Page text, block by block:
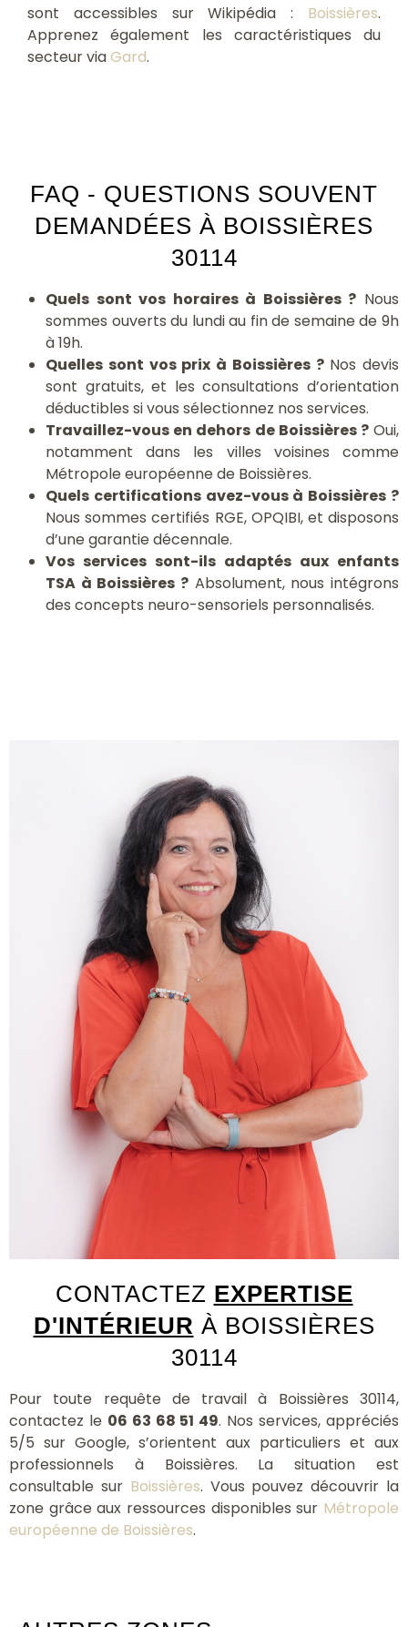
sont accessibles sur Wikipédia : Boissières.
Apprenez également les caractéristiques du
secteur viaGard.
FAQ - QUESTIONS SOUVENT
DEMANDÉES À BOISSIÈRES
30114
Quels sont vos horaires à Boissières ? Nous
sommes ouverts du lundi au fin de semaine de 9h
à 19h.
Quelles sont vos prix à Boissières ?Nos devis
sont gratuits, et les consultations d’orientation
déductibles si vous sélectionnez nos services.
Travaillez-vous en dehors de Boissières ?Oui,
notamment dans les villes voisines comme
Métropole européenne de Boissières.
Quels certifications avez-vous à Boissières ?
Nous sommes certifiés RGE, OPQIBI, et disposons
d’une garantie décennale.
Vos services sont-ils adaptés aux enfants
TSA à Boissières ? Absolument, nous intégrons
des concepts neuro-sensoriels personnalisés.
CONTACTEZ EXPERTISE
D'INTÉRIEUR À BOISSIÈRES
30114
Pour toute requête de travail à Boissières 30114,
contactez le 06 63 68 51 49. Nos services, appréciés
5/5 sur Google, s’orientent aux particuliers et aux
professionnels à Boissières. La situation est
consultable sur Boissières. Vous pouvez découvrir la
zone grâce aux ressources disponibles sur Métropole
européenne de Boissières.